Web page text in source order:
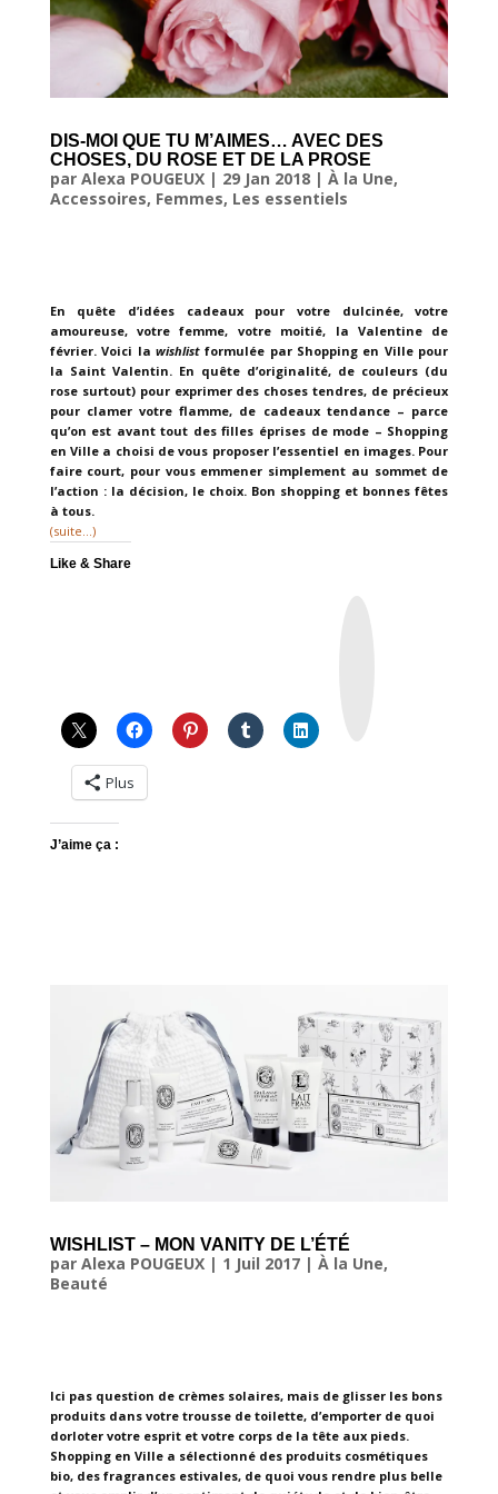
DIS-MOI QUE TU M’AIMES… AVEC DES
CHOSES, DU ROSE ET DE LA PROSE
par Alexa POUGEUX| 29 Jan 2018| À la Une,
Accessoires, Femmes, Les essentiels
En quête d’idées cadeaux pour votre dulcinée, votre
amoureuse, votre femme, votre moitié, la Valentine de
février. Voici la wishlistformulée par Shopping en Ville pour
la Saint Valentin. En quête d’originalité, de couleurs (du
rose surtout) pour exprimer des choses tendres, de précieux
pour clamer votre flamme, de cadeaux tendance – parce
qu’on est avant tout des filles éprises de mode – Shopping
en Ville a choisi de vous proposer l’essentiel en images. Pour
faire court, pour vous emmener simplement au sommet de
l’action : la décision, le choix. Bon shopping et bonnes fêtes
à tous.
(suite…)
Like & Share
Plus
J’aime ça :
WISHLIST – MON VANITY DE L’ÉTÉ
par Alexa POUGEUX| 1 Juil 2017| À la Une,
Beauté
Ici pas question de crèmes solaires, mais de glisser les bons
produits dans votre trousse de toilette, d’emporter de quoi
dorloter votre esprit et votre corps de la tête aux pieds.
Shopping en Ville a sélectionné des produits cosmétiques
bio, des fragrances estivales, de quoi vous rendre plus belle